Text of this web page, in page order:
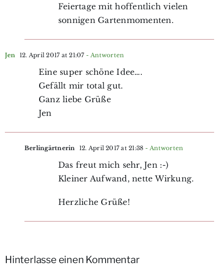
Feiertage mit hoffentlich vielen
sonnigen Gartenmomenten.
Jen 12. April 2017 at 21:07 - Antworten
Eine super schöne Idee….
Gefällt mir total gut.
Ganz liebe Grüße
Jen
Berlingärtnerin 12. April 2017 at 21:38 - Antworten
Das freut mich sehr, Jen :-)
Kleiner Aufwand, nette Wirkung.
Herzliche Grüße!
Hinterlasse einen Kommentar